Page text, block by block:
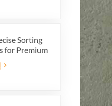
Sorting
for Premium
Date
by